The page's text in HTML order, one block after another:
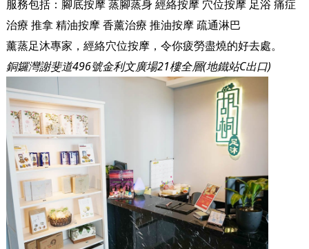
服務包括： 腳底按摩蒸腳蒸身經絡按摩 穴位按摩 足浴 痛症
治療 推拿精油按摩香薰治療 推油按摩疏通淋巴
薰蒸足沐專家，經絡穴位按摩，令你疲勞盡燒的好去處。
銅鑼灣謝斐道496號金利文廣場21樓全層(地鐵站C出口)